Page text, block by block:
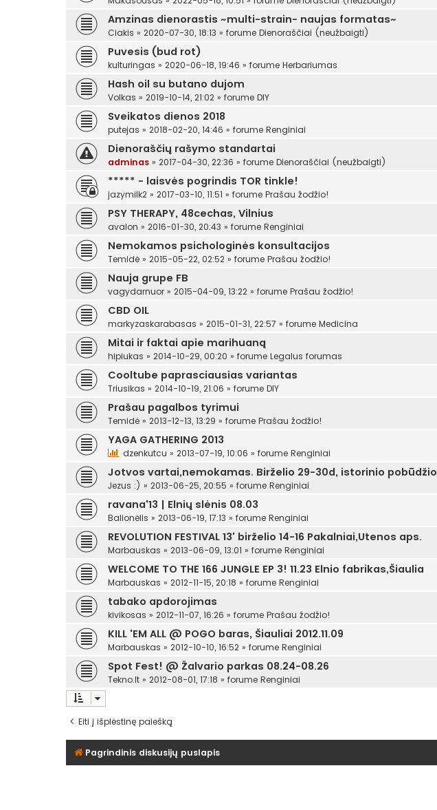
Amzinas dienorastis ~multi-strain- naujas formatas~
Ciakis » 2020-07-30, 18:13 » forume Dienoraščiai (neužbaigti)
Puvesis (bud rot)
kulturingas » 2020-06-18, 19:46 » forume Herbariumas
Hash oil su butano dujom
Volkas » 2019-10-14, 21:02 » forume DIY
Sveikatos dienos 2018
putejas » 2018-02-20, 14:46 » forume Renginiai
Dienoraščių rašymo standartai
adminas » 2017-04-30, 22:36 » forume Dienoraščiai (neužbaigti)
***** - laisvės pogrindis TOR tinkle!
jazymilk2 » 2017-03-10, 11:51 » forume Prašau žodžio!
PSY THERAPY, 48cechas, Vilnius
avalon » 2016-01-30, 20:43 » forume Renginiai
Nemokamos psichologinės konsultacijos
Temidė » 2015-05-22, 02:52 » forume Prašau žodžio!
Nauja grupe FB
vagydarnuor » 2015-04-09, 13:22 » forume Prašau žodžio!
CBD OIL
markyzaskarabasas » 2015-01-31, 22:57 » forume Medicina
Mitai ir faktai apie marihuaną
hipiukas » 2014-10-29, 00:20 » forume Legalus forumas
Cooltube paprasciausias variantas
Triusikas » 2014-10-19, 21:06 » forume DIY
Prašau pagalbos tyrimui
Temidė » 2013-12-13, 13:29 » forume Prašau žodžio!
YAGA GATHERING 2013
dzenkutcu » 2013-07-19, 10:06 » forume Renginiai
Jotvos vartai,nemokamas. Birželio 29-30d, istorinio pobūdžio
Jezus :) » 2013-06-25, 20:55 » forume Renginiai
ravana'13 | Elnių slėnis 08.03
Balionėlis » 2013-06-19, 17:13 » forume Renginiai
REVOLUTION FESTIVAL 13' birželio 14-16 Pakalniai,Utenos aps.
Marbauskas » 2013-06-09, 13:01 » forume Renginiai
WELCOME TO THE 166 JUNGLE EP 3! 11.23 Elnio fabrikas,Šiaulia
Marbauskas » 2012-11-15, 20:18 » forume Renginiai
tabako apdorojimas
kivikosas » 2012-11-07, 16:26 » forume Prašau žodžio!
KILL 'EM ALL @ POGO baras, Šiauliai 2012.11.09
Marbauskas » 2012-10-10, 16:52 » forume Renginiai
Spot Fest! @ Žalvario parkas 08.24-08.26
Tekno.lt » 2012-08-01, 17:18 » forume Renginiai
Eiti į išplėstinę paiešką
Pagrindinis diskusijų puslapis